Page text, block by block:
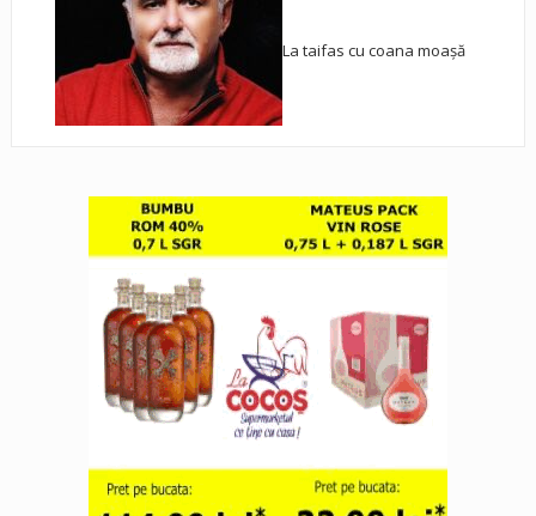
La taifas cu coana moașă